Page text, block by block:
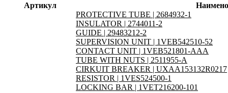
Артикул
PROTECTIVE TUBE | 2684932-1
INSULATOR | 2744011-2
GUIDE | 29483212-2
SUPERVISION UNIT | 1VEB542510-52
CONTACT UNIT | 1VEB521801-AAA
TUBE WITH NUTS | 2511955-A
CIRKUIT BREAKER | UXAA153132R0217
RESISTOR | 1VES524500-1
LOCKING BAR | 1VET216200-101